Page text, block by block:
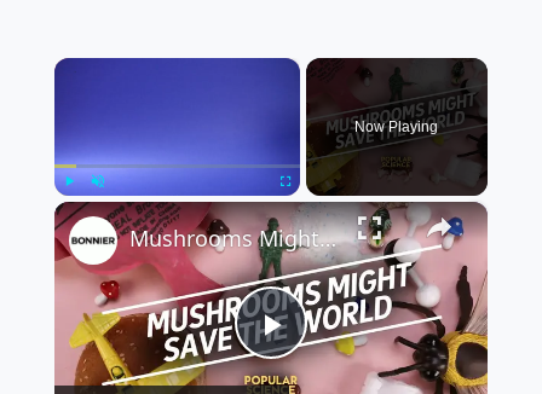
×
Play Unmute Fullscreen
Now Playing
×
P
Mushrooms Might Save the World